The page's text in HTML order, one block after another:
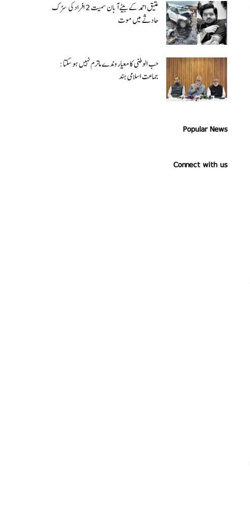
عتیق احمد کے بیٹے آبان سمیت 2 افراد کی سڑک
حادثے میں موت
حب الوطنی کا معیار وندے ماترم نہیں ہو سکتا :
جماعت اسلامی ہند
Popular News
Connect with us